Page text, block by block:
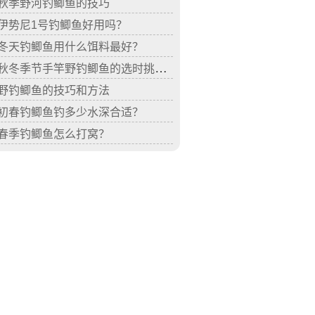
季野河钓鲫鱼的技巧
势尼1号钓鲫鱼好用吗？
天钓鲫鱼用什么饵料最好？
秋冬季节手竿野钓鲫鱼的选时挑具配饵技巧
钓鲫鱼的技巧和方法
春钓鲫鱼钓多少水深合适？
季钓鲫鱼怎么打窝？